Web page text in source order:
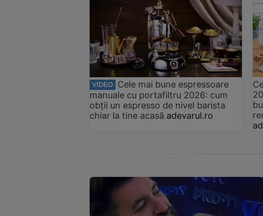
VIDEO
Cele mai bune espressoare
manuale cu portafiltru 2026: cum
obții un espresso de nivel barista
chiar la tine acasă adevarul.ro